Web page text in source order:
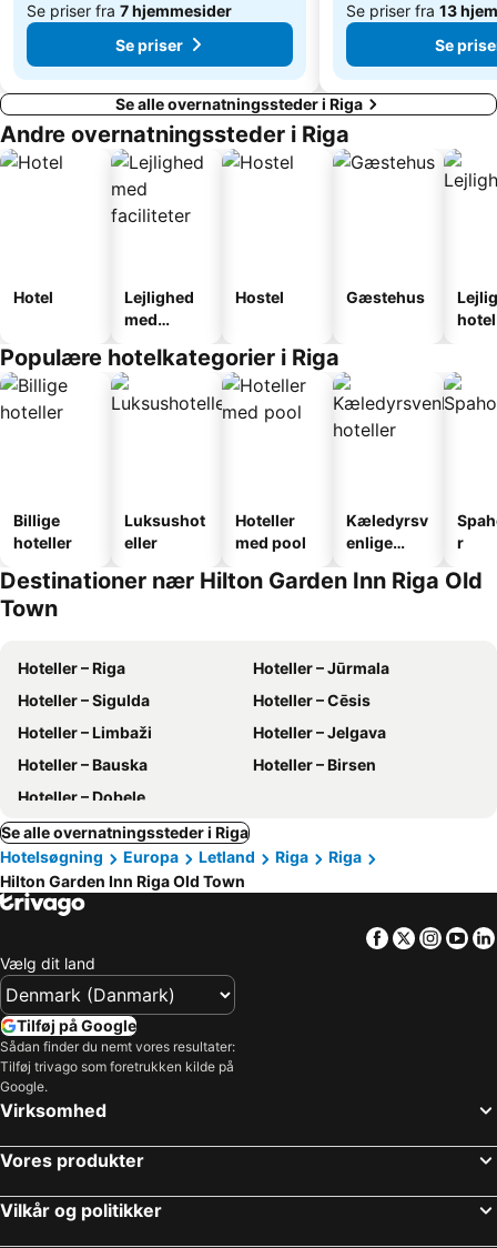
Se priser fra 7 hjemmesider
Af
280 kr. Se priser
Se priser fra 13
Af
481 kr. Se
Se alle overnatningssteder i Riga
Andre overnatningssteder i Riga
Hotel
Lejlighed
med
Hostel Gæstehus
hotel
Populære hotelkategorier i Riga
Billige
hoteller
Luksushot
eller
Hoteller
med pool
Kæledyrsv
enlige
r
Destinationer nær Hilton Garden Inn Riga Old
Town
Hoteller – Riga
Hoteller – Jūrmala
Hoteller – Sigulda
Hoteller – Cēsis
Hoteller – Limbaži
Hoteller – Jelgava
Hoteller – Bauska
Hoteller – Birsen
Hoteller – Dobele
Se alle overnatningssteder i Riga
Hotelsøgning
Europa Letland Riga
Riga
Hilton Garden Inn Riga Old Town
Facebook
Twitter
Vælg dit land
Tilføj på Google
Sådan finder du nemt vores resultater:
Tilføj trivago som foretrukken kilde på
Google.
Virksomhed
Vores produkter
Vilkår og politikker